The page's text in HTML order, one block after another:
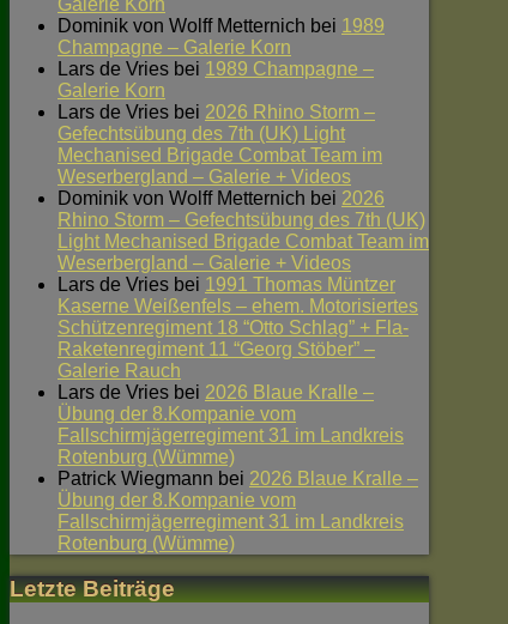
Dominik von Wolff Metternich bei 1989
Champagne – Galerie Korn
Lars de Vries bei 1989 Champagne –
Galerie Korn
Lars de Vries bei 2026 Rhino Storm –
Gefechtsübung des 7th (UK) Light
Mechanised Brigade Combat Team im
Weserbergland – Galerie + Videos
Dominik von Wolff Metternich bei 2026
Rhino Storm – Gefechtsübung des 7th (UK)
Light Mechanised Brigade Combat Team im
Weserbergland – Galerie + Videos
Lars de Vries bei 1991 Thomas Müntzer
Kaserne Weißenfels – ehem. Motorisiertes
Schützenregiment 18 “Otto Schlag” + Fla-
Raketenregiment 11 “Georg Stöber” –
Galerie Rauch
Lars de Vries bei 2026 Blaue Kralle –
Übung der 8.Kompanie vom
Fallschirmjägerregiment 31 im Landkreis
Rotenburg (Wümme)
Patrick Wiegmann bei 2026 Blaue Kralle –
Übung der 8.Kompanie vom
Fallschirmjägerregiment 31 im Landkreis
Rotenburg (Wümme)
Letzte Beiträge